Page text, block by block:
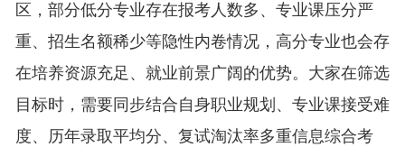
区，部分低分专业存在报考人数多、专业课压分严
重、招生名额稀少等隐性内卷情况，高分专业也会存
在培养资源充足、就业前景广阔的优势。大家在筛选
目标时，需要同步结合自身职业规划、专业课接受难
度、历年录取平均分、复试淘汰率多重信息综合考